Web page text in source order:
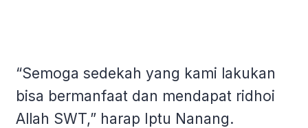
“Semoga sedekah yang kami lakukan
bisa bermanfaat dan mendapat ridhoi
Allah SWT,” harap Iptu Nanang.